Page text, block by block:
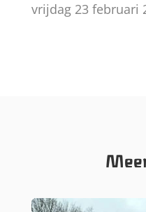
vrijdag 23 februari